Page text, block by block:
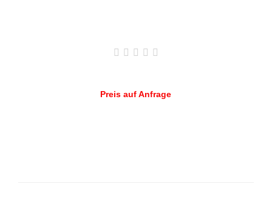
Preis auf Anfrage